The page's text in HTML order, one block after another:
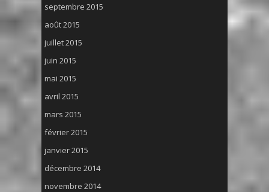
septembre 2015
août 2015
juillet 2015
juin 2015
mai 2015
avril 2015
mars 2015
février 2015
janvier 2015
décembre 2014
novembre 2014